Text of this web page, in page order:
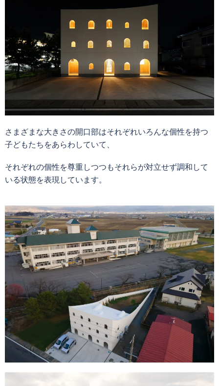
さまざまな大きさの開口部はそれぞれいろんな個性を持つ
子どもたちをあらわしていて、
それぞれの個性を尊重しつつもそれらが対立せず調和して
いる状態を表現しています。